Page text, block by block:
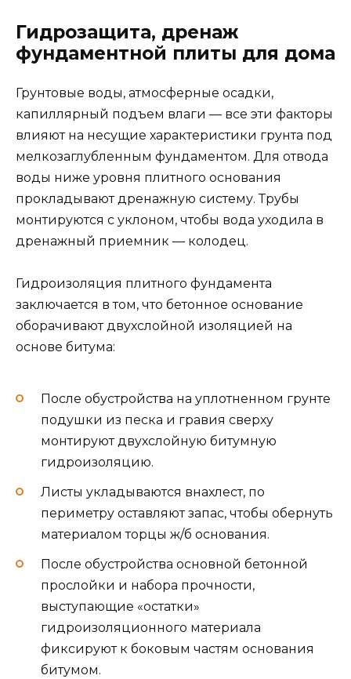
Гидрозащита, дренаж
фундаментной плиты для дома
Грунтовые воды, атмосферные осадки,
капиллярный подъем влаги — все эти факторы
влияют на несущие характеристики грунта под
мелкозаглубленным фундаментом. Для отвода
воды ниже уровня плитного основания
прокладывают дренажную систему. Трубы
монтируются с уклоном, чтобы вода уходила в
дренажный приемник — колодец.
Гидроизоляция плитного фундамента
заключается в том, что бетонное основание
оборачивают двухслойной изоляцией на
основе битума:
После обустройства на уплотненном грунте
подушки из песка и гравия сверху
монтируют двухслойную битумную
гидроизоляцию.
Листы укладываются внахлест, по
периметру оставляют запас, чтобы обернуть
материалом торцы ж/б основания.
После обустройства основной бетонной
прослойки и набора прочности,
выступающие «остатки»
гидроизоляционного материала
фиксируют к боковым частям основания
битумом.